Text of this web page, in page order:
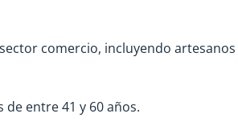
comercio, incluyendo artesanos
entre 41 y 60 años.